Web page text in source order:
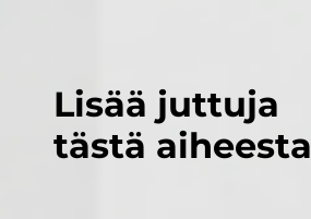
Lisää juttuja
tästä aiheesta